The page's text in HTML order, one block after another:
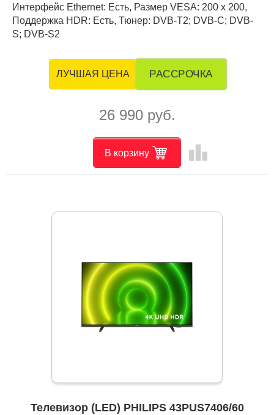
Интерфейс Ethernet: Есть, Размер VESA: 200 x 200,
Поддержка HDR: Есть, Тюнер: DVB-T2; DVB-C; DVB-
S; DVB-S2
ЛУЧШАЯ ЦЕНА РАССРОЧКА
26 990 руб.
В корзину leaderboard
Телевизор (LED) PHILIPS 43PUS7406/60